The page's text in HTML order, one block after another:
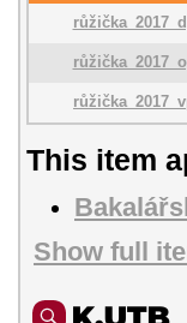
This item
Show full